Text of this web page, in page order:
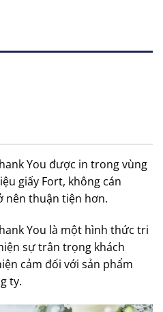
You được in trong vùng
giấy Fort, không cán
nên thuận tiện hơn.
You là một hình thức tri
sự trân trọng khách
cảm đối với sản phẩm
ty.